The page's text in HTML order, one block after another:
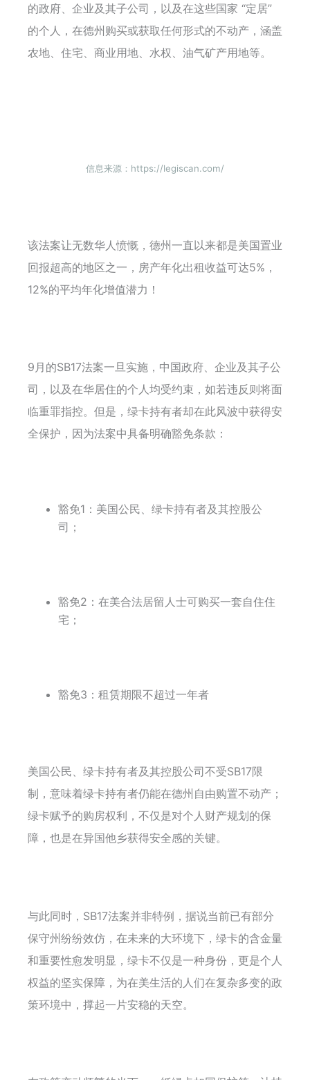
的政府、企业及其子公司，以及在这些国家 “定居”
的个人，在德州购买或获取任何形式的不动产，涵盖
农地、住宅、商业用地、水权、油气矿产用地等。
信息来源：https://legiscan.com/
该法案让无数华人愤慨，德州一直以来都是美国置业
回报超高的地区之一，房产年化出租收益可达5%，
12%的平均年化增值潜力！
9月的SB17法案一旦实施，中国政府、企业及其子公
司，以及在华居住的个人均受约束，如若违反则将面
临重罪指控。但是，绿卡持有者却在此风波中获得安
全保护，因为法案中具备明确豁免条款：
豁免1：美国公民、绿卡持有者及其控股公
司；
豁免2：在美合法居留人士可购买一套自住住
宅；
豁免3：租赁期限不超过一年者
美国公民、绿卡持有者及其控股公司不受SB17限
制，意味着绿卡持有者仍能在德州自由购置不动产；
绿卡赋予的购房权利，不仅是对个人财产规划的保
障，也是在异国他乡获得安全感的关键。
与此同时，SB17法案并非特例，据说当前已有部分
保守州纷纷效仿，在未来的大环境下，绿卡的含金量
和重要性愈发明显，绿卡不仅是一种身份，更是个人
权益的坚实保障，为在美生活的人们在复杂多变的政
策环境中，撑起一片安稳的天空。